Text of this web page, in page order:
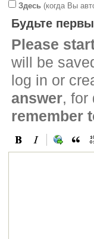
Здесь (когда Вы
Будьте
Please
will be
log in or
answer, for
remember